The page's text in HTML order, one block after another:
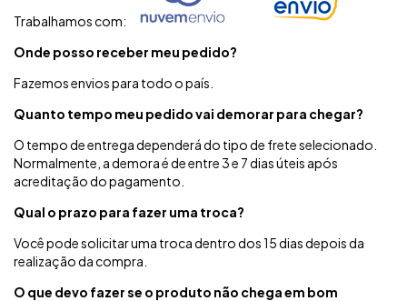
Trabalhamos com:
Onde posso receber meu pedido?
Fazemos envios para todo o país.
Quanto tempo meu pedido vai demorar para chegar?
O tempo de entrega dependerá do tipo de frete selecionado.
Normalmente, a demora é de entre 3 e 7 dias úteis após
acreditação do pagamento.
Qual o prazo para fazer uma troca?
Você pode solicitar uma troca dentro dos 15 dias depois da
realização da compra.
O que devo fazer se o produto não chega em bom